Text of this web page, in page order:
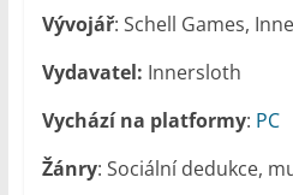
Vývojář: Schell Games,
Vydavatel: Innersloth
Vychází na platformy: PC
Žánry: Sociální dedukce,